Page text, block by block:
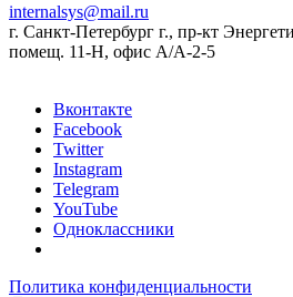
internalsys@mail.ru
г. Санкт-Петербург г., пр-кт
помещ. 11-Н, офис А/А-2-5
Вконтакте
Facebook
Twitter
Instagram
Telegram
YouTube
Одноклассники
Политика конфиденциальности